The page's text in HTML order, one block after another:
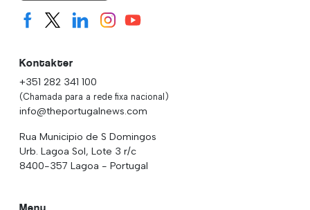
Kontakter
+351 282 341 100
(Chamada para a rede fixa nacional)
info@theportugalnews.com
Rua Municipio de S Domingos
Urb. Lagoa Sol, Lote 3 r/c
8400-357 Lagoa - Portugal